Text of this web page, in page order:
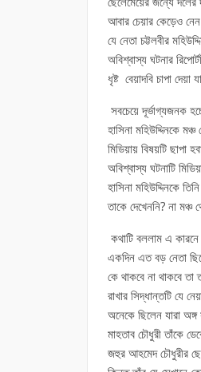
আবার চেয়ার কেড়েও
যে নেতা চট্টলবীর
অবিশ্বাস্য ঘটনার
ধৃষ্ট বেয়াদবি চাপা
সবচেয়ে দূর্ভাগ্যজনক
হাসিনা মহিউদ্দিনকে
মিডিয়ায় বিষয়টি ছাপা
অবিশ্বাস্য ঘটনাটি
হাসিনা মহিউদ্দিনকে
তাকে দেখেননি? না
কথাটি বললাম এ
একদিন এত বড় নেতা
কে থাকবে না থাকবে তা
রাখার সিদ্ধান্তটি যে
অনেকে ছিলেন যারা
মাহতাব চৌধুরী তাঁকে
জহুর আহমেদ চৌধুরীর